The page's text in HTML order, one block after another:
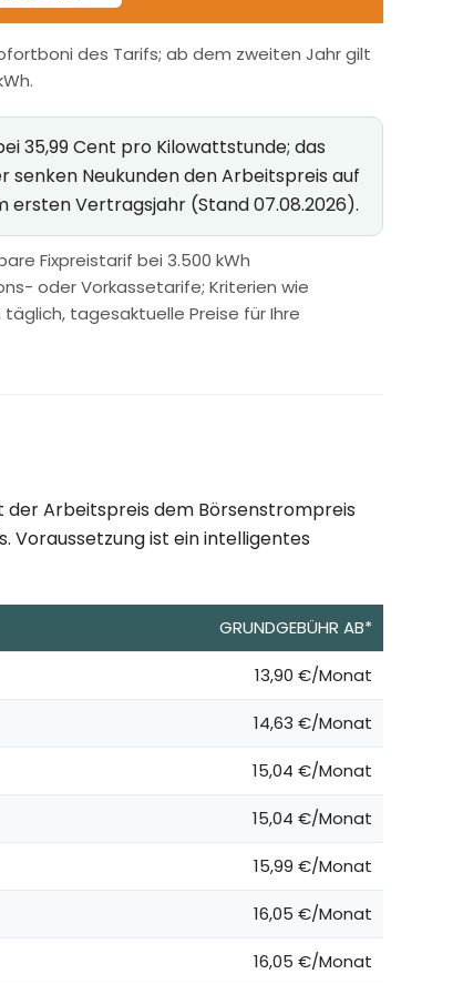
des Tarifs; ab dem zweiten Jahr gilt
35,99 Cent pro Kilowattstunde; das
senken Neukunden den Arbeitspreis auf
ersten Vertragsjahr (Stand 07.08.2026).
Fixpreistarif bei 3.500 kWh
oder Vorkassetarife; Kriterien wie
tagesaktuelle Preise für Ihre
der Arbeitspreis dem Börsenstrompreis
Voraussetzung ist ein intelligentes
GRUNDGEBÜHR AB*
13,90 €/Monat
14,63 €/Monat
15,04 €/Monat
15,04 €/Monat
15,99 €/Monat
16,05 €/Monat
16,05 €/Monat